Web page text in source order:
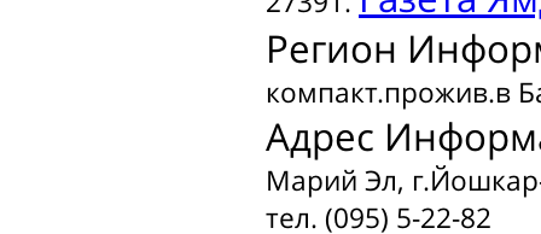
Регион
компакт.прожив.в
Адрес
Марий Эл,
тел. (095) 5-22-82